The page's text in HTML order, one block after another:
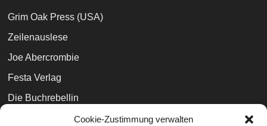
Cookie-Zustimmung verwalten
Grim Oak Press (USA)
Zeilenauslese
Joe Abercrombie
Festa Verlag
Die Buchrebellin
Buchblogger Topliste